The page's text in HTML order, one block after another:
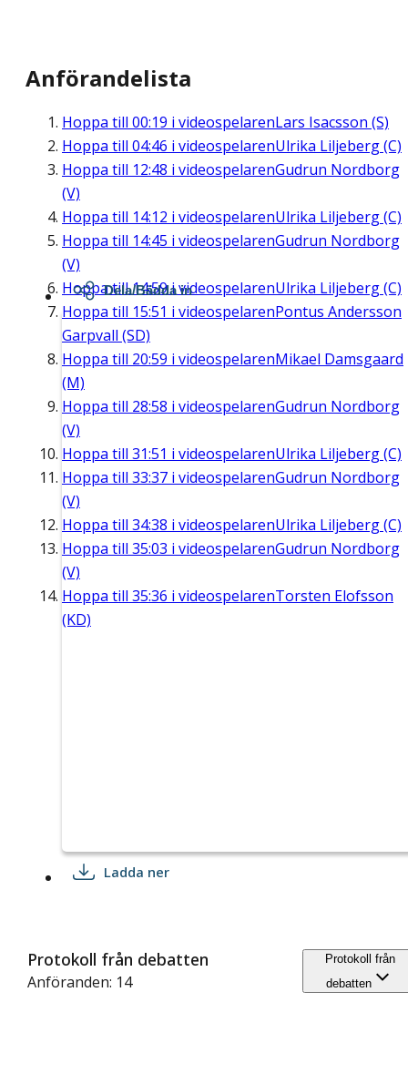
Anförandelista
Hoppa till 00:19 i videospelarenLars Isacsson (S)
Hoppa till 04:46 i videospelarenUlrika Liljeberg (C)
Hoppa till 12:48 i videospelarenGudrun Nordborg
(V)
Hoppa till 14:12 i videospelarenUlrika Liljeberg (C)
Hoppa till 14:45 i videospelarenGudrun Nordborg
(V)
Hoppa till14:59i videospelarenUlrika Liljeberg (C)
Hoppa till 15:51 i videospelarenPontus Andersson
Garpvall (SD)
Hoppa till 20:59 i videospelarenMikael Damsgaard
(M)
Hoppa till 28:58 i videospelarenGudrun Nordborg
(V)
Hoppa till 31:51 i videospelarenUlrika Liljeberg (C)
Hoppa till 33:37 i videospelarenGudrun Nordborg
(V)
Hoppa till 34:38 i videospelarenUlrika Liljeberg (C)
Hoppa till 35:03 i videospelarenGudrun Nordborg
(V)
Hoppa till 35:36 i videospelarenTorsten Elofsson
(KD)
Dela/Bädda in
Ladda ner
Protokoll från debatten
Anföranden: 14
Protokoll från
debatten